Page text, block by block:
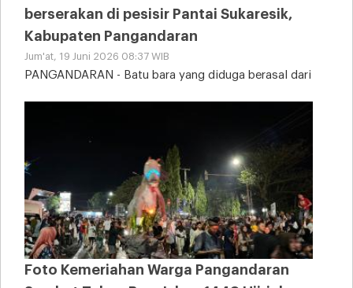
berserakan di pesisir Pantai Sukaresik,
Kabupaten Pangandaran
Jum'at, 19 Juni 2026 08:37 WIB
PANGANDARAN - Batu bara yang diduga berasal dari
Foto Kemeriahan Warga Pangandaran